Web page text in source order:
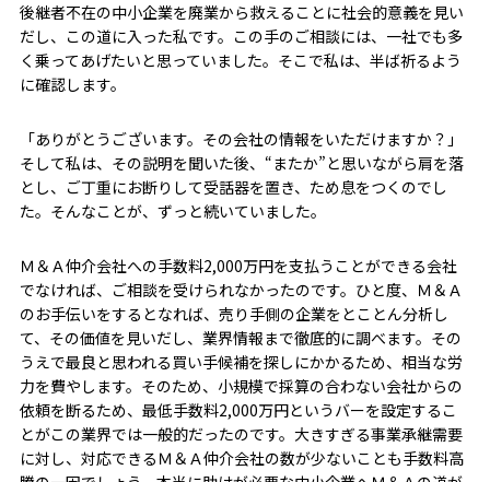
後継者不在の中小企業を廃業から救えることに社会的意義を見い
だし、この道に入った私です。この手のご相談には、一社でも多
く乗ってあげたいと思っていました。そこで私は、半ば祈るよう
に確認します。
「ありがとうございます。その会社の情報をいただけますか？」
そして私は、その説明を聞いた後、“またか”と思いながら肩を落
とし、ご丁重にお断りして受話器を置き、ため息をつくのでし
た。そんなことが、ずっと続いていました。
Ｍ＆Ａ仲介会社への手数料2,000万円を支払うことができる会社
でなければ、ご相談を受けられなかったのです。ひと度、Ｍ＆Ａ
のお手伝いをするとなれば、売り手側の企業をとことん分析し
て、その価値を見いだし、業界情報まで徹底的に調べます。その
うえで最良と思われる買い手候補を探しにかかるため、相当な労
力を費やします。そのため、小規模で採算の合わない会社からの
依頼を断るため、最低手数料2,000万円というバーを設定するこ
とがこの業界では一般的だったのです。大きすぎる事業承継需要
に対し、対応できるＭ＆Ａ仲介会社の数が少ないことも手数料高